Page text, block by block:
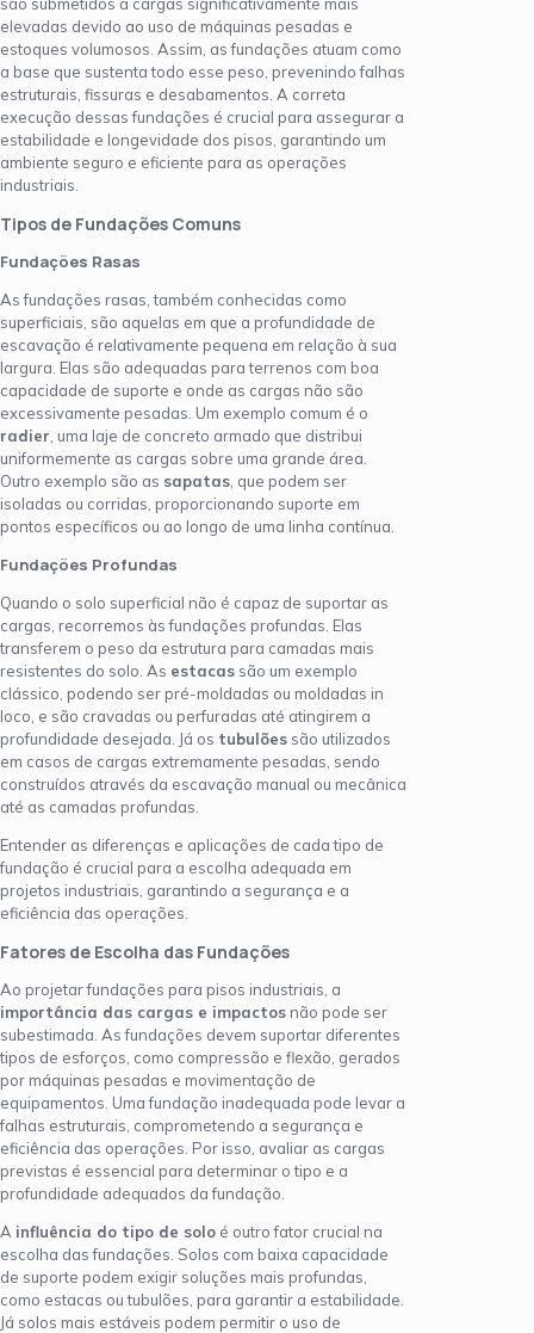
elevadas devido ao uso de máquinas pesadas e
estoques volumosos. Assim, as fundações atuam como
a base que sustenta todo esse peso, prevenindo falhas
estruturais, fissuras e desabamentos. A correta
execução dessas fundações é crucial para assegurar a
estabilidade e longevidade dos pisos, garantindo um
ambiente seguro e eficiente para as operações
industriais.
Tipos de Fundações Comuns
Fundações Rasas
As fundações rasas, também conhecidas como
superficiais, são aquelas em que a profundidade de
escavação é relativamente pequena em relação à sua
largura. Elas são adequadas para terrenos com boa
capacidade de suporte e onde as cargas não são
excessivamente pesadas. Um exemplo comum é o
radier , uma laje de concreto armado que distribui
uniformemente as cargas sobre uma grande área.
Outro exemplo são as sapatas , que podem ser
isoladas ou corridas, proporcionando suporte em
pontos específicos ou ao longo de uma linha contínua.
Fundações Profundas
Quando o solo superficial não é capaz de suportar as
cargas, recorremos às fundações profundas. Elas
transferem o peso da estrutura para camadas mais
resistentes do solo. As estacas são um exemplo
clássico, podendo ser pré-moldadas ou moldadas in
loco, e são cravadas ou perfuradas até atingirem a
profundidade desejada. Já os tubulões são utilizados
em casos de cargas extremamente pesadas, sendo
construídos através da escavação manual ou mecânica
até as camadas profundas.
Entender as diferenças e aplicações de cada tipo de
fundação é crucial para a escolha adequada em
projetos industriais, garantindo a segurança e a
eficiência das operações.
Fatores de Escolha das Fundações
Ao projetar fundações para pisos industriais, a
importância das cargas e impactosnão pode ser
subestimada. As fundações devem suportar diferentes
tipos de esforços, como compressão e flexão, gerados
por máquinas pesadas e movimentação de
equipamentos. Uma fundação inadequada pode levar a
falhas estruturais, comprometendo a segurança e
eficiência das operações. Por isso, avaliar as cargas
previstas é essencial para determinar o tipo e a
profundidade adequados da fundação.
A influência do tipo de solo é outro fator crucial na
escolha das fundações. Solos com baixa capacidade
de suporte podem exigir soluções mais profundas,
como estacas ou tubulões, para garantir a estabilidade.
Já solos mais estáveis podem permitir o uso de